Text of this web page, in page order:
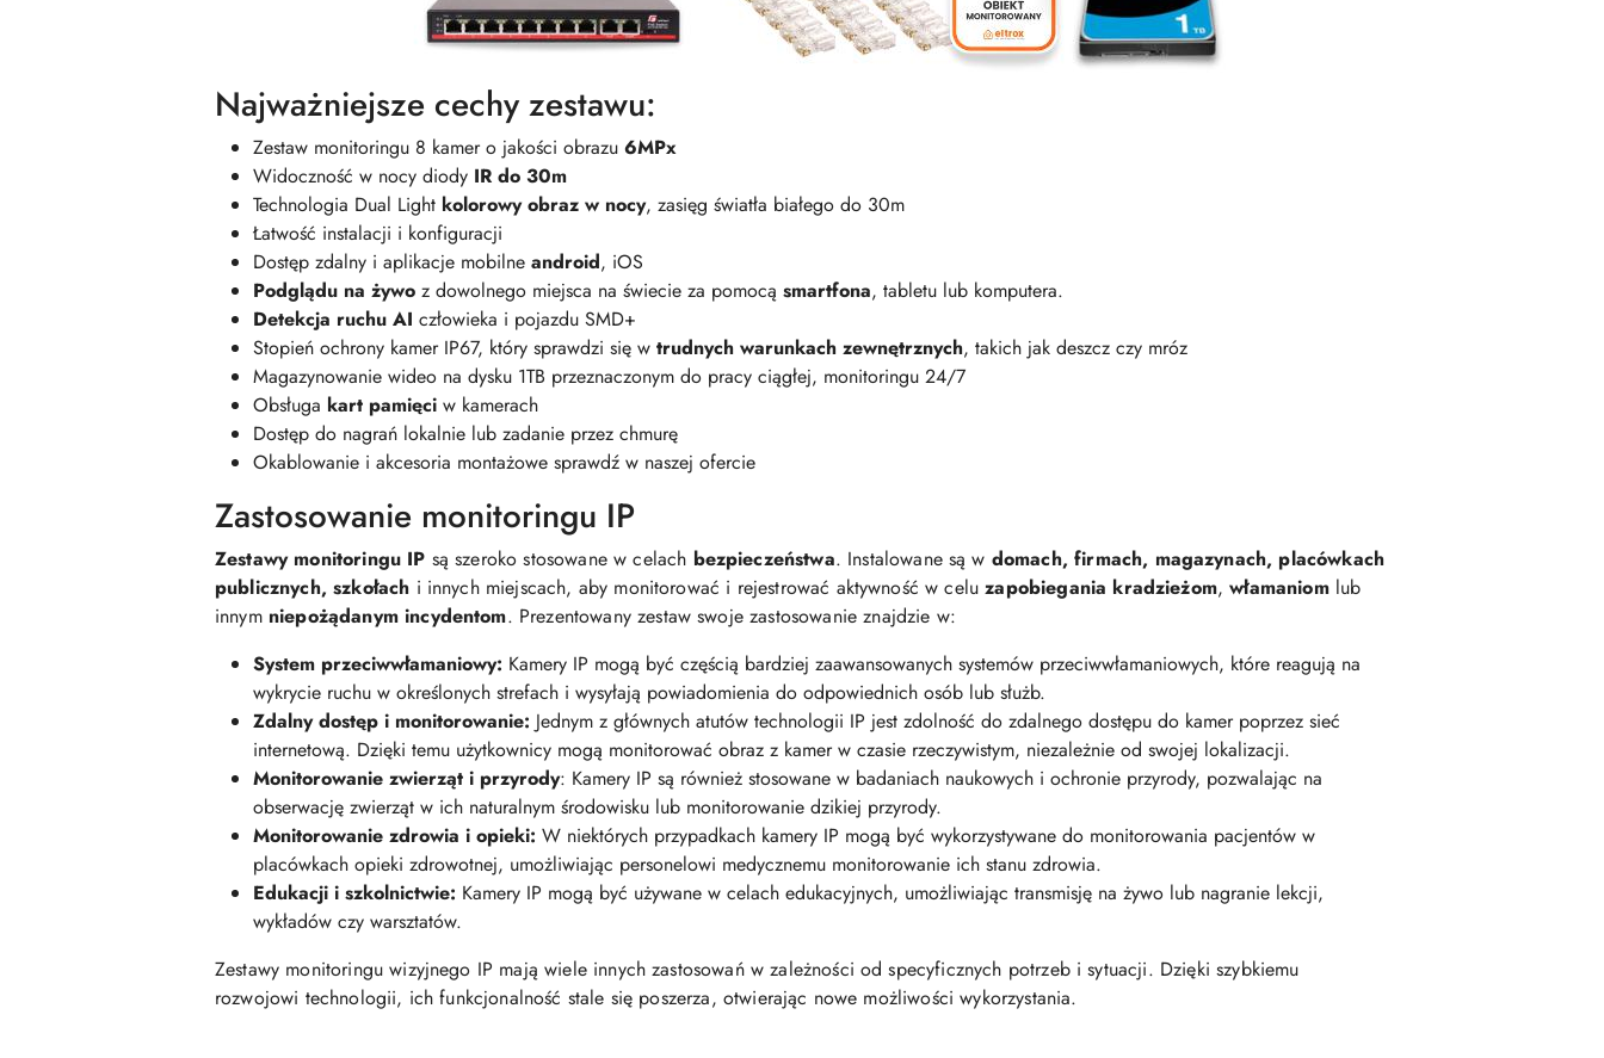
Najważniejsze cechy zestawu:
Zestaw monitoringu 8 kamer o jakości obrazu 6MPx
Widoczność w nocy diody IR do 30m
Technologia Dual Light kolorowy obraz w nocy, zasięg światła białego do 30m
Łatwość instalacji i konfiguracji
Dostęp zdalny i aplikacje mobilne android, iOS
Podglądu na żywo z dowolnego miejsca na świecie za pomocą smartfona, tabletu lub komputera.
Detekcja ruchu AI człowieka i pojazdu SMD+
Stopień ochrony kamer IP67, który sprawdzi się w trudnych warunkach zewnętrznych, takich jak deszcz czy mróz
Magazynowanie wideo na dysku 1TB przeznaczonym do pracy ciągłej, monitoringu 24/7
Obsługa kart pamięci w kamerach
Dostęp do nagrań lokalnie lub zadanie przez chmurę
Okablowanie i akcesoria montażowe sprawdź w naszej ofercie
Zastosowanie monitoringu IP
Zestawy monitoringu IP są szeroko stosowane w celach bezpieczeństwa. Instalowane są w domach, firmach, magazynach, placówkach
publicznych, szkołach i innych miejscach, aby monitorować i rejestrować aktywność w celuzapobiegania kradzieżom,włamaniomlub
innym niepożądanym incydentom. Prezentowany zestaw swoje zastosowanie znajdzie w:
System przeciwwłamaniowy: Kamery IP mogą być częścią bardziej zaawansowanych systemów przeciwwłamaniowych, które reagują na
wykrycie ruchu w określonych strefach i wysyłają powiadomienia do odpowiednich osób lub służb.
Zdalny dostęp i monitorowanie: Jednym z głównych atutów technologii IP jest zdolność do zdalnego dostępu do kamer poprzez sieć
internetową. Dzięki temu użytkownicy mogą monitorować obraz z kamer w czasie rzeczywistym, niezależnie od swojej lokalizacji.
Monitorowanie zwierząt i przyrody: Kamery IP są również stosowane w badaniach naukowych i ochronie przyrody, pozwalając na
obserwację zwierząt w ich naturalnym środowisku lub monitorowanie dzikiej przyrody.
Monitorowanie zdrowia i opieki: W niektórych przypadkach kamery IP mogą być wykorzystywane do monitorowania pacjentów w
placówkach opieki zdrowotnej, umożliwiając personelowi medycznemu monitorowanie ich stanu zdrowia.
Edukacji i szkolnictwie: Kamery IP mogą być używane w celach edukacyjnych, umożliwiając transmisję na żywo lub nagranie lekcji,
wykładów czy warsztatów.
Zestawy monitoringu wizyjnego IP mają wiele innych zastosowań w zależności od specyficznych potrzeb i sytuacji. Dzięki szybkiemu
rozwojowi technologii, ich funkcjonalność stale się poszerza, otwierając nowe możliwości wykorzystania.